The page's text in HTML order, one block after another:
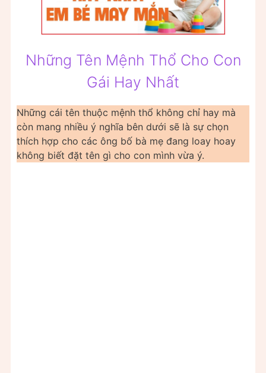
Những Tên Mệnh Thổ Cho Con
Gái Hay Nhất
Những cái tên thuộc mệnh thổ không chỉ hay mà
còn mang nhiều ý nghĩa bên dưới sẽ là sự chọn
thích hợp cho các ông bố bà mẹ đang loay hoay
không biết đặt tên gì cho con mình vừa ý.